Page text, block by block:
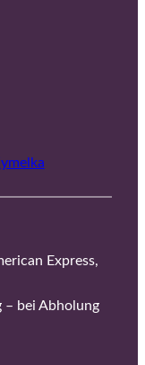
Express,
– bei Abholung